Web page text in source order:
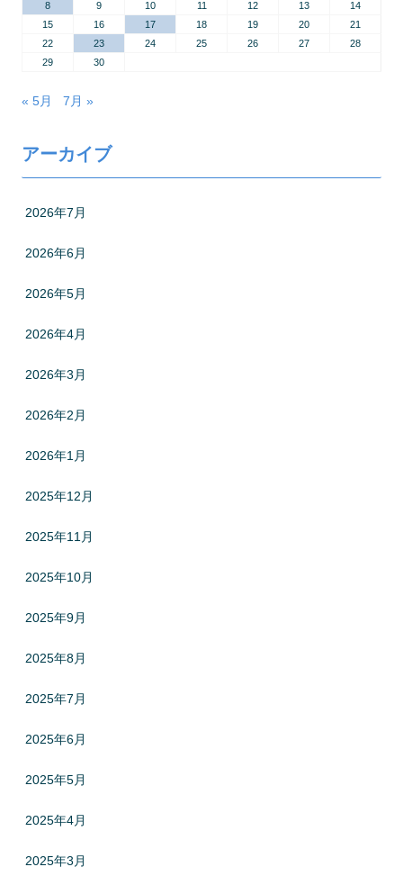
8
9 10 11 12 13
14
15
16 17 18 19 20
21
22
23 24 25 26 27
28
29
30
« 5月 7月 »
アーカイブ
2026年7月
2026年6月
2026年5月
2026年4月
2026年3月
2026年2月
2026年1月
2025年12月
2025年11月
2025年10月
2025年9月
2025年8月
2025年7月
2025年6月
2025年5月
2025年4月
2025年3月